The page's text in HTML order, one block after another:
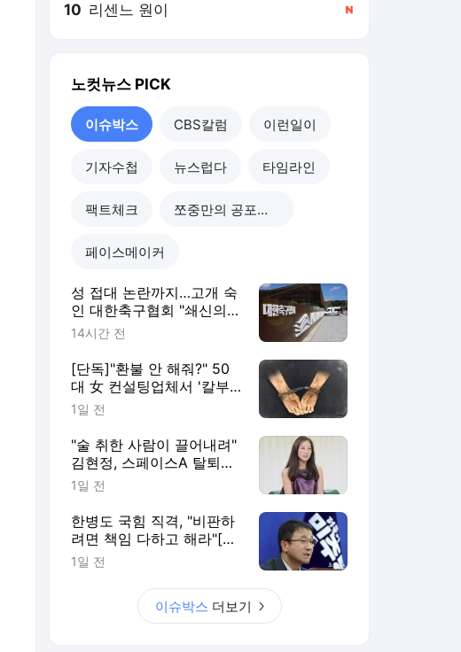
10 리센느 원이
노컷뉴스 PICK
이슈박스 CBS칼럼 이런일이
기자수첩 뉴스럽다 타임라인
팩트체크 쪼중만의 공포체험
페이스메이커
성 접대 논란까지…고개 숙
인 대한축구협회 "쇄신의
기회로 삼겠다"
14시간 전
[단독]"환불 안 해줘?" 50
대 女 컨설팅업체서 '칼부
림' 추격전
1일 전
"술 취한 사람이 끌어내려"
김현정, 스페이스A 탈퇴한
까닭
1일 전
한병도 국힘 직격, "비판하
려면 책임 다하고 해라"[노
컷네컷]
1일 전
이슈박스 더보기